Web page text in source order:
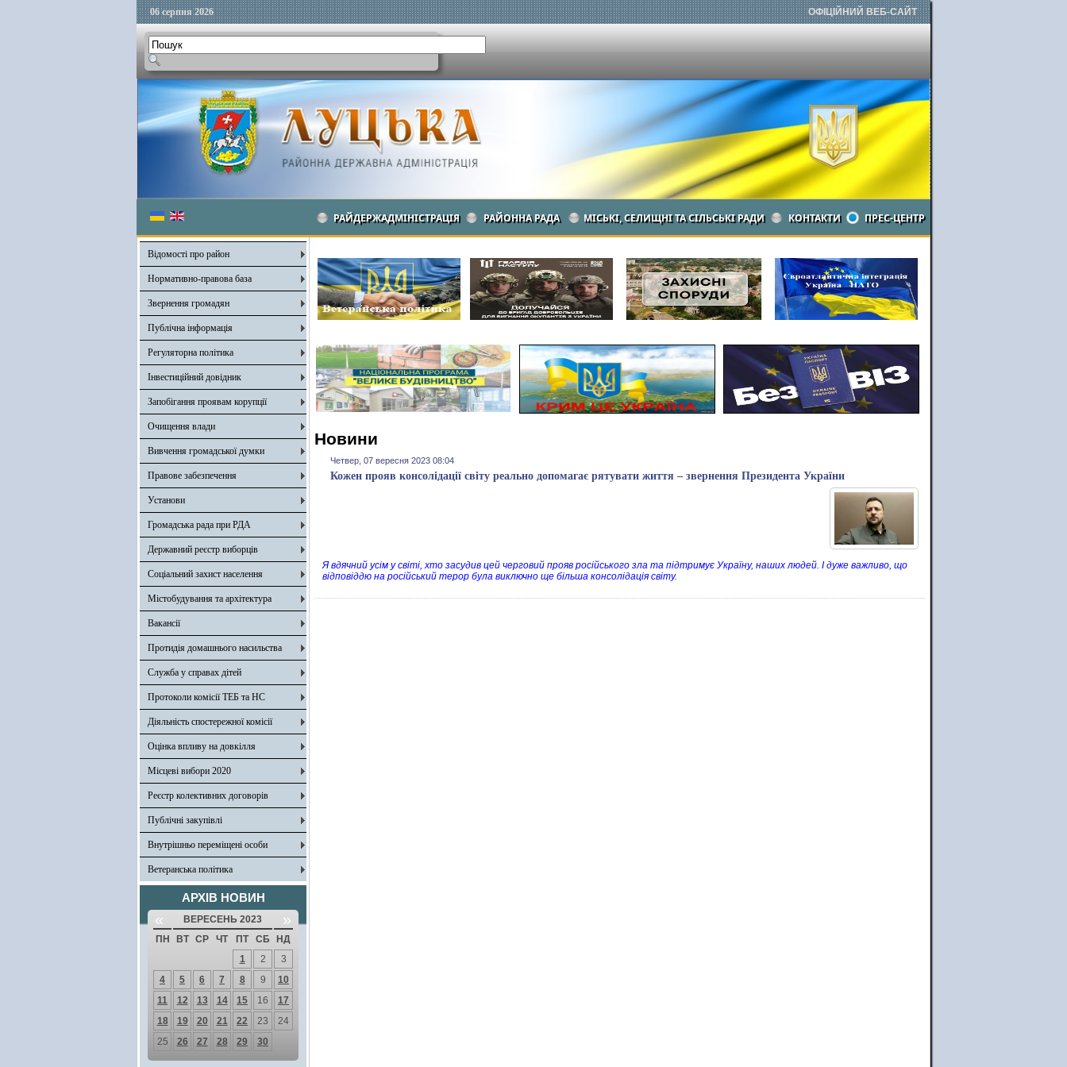
06 серпня 2026 ОФІЦІЙНИЙ ВЕБ-САЙТ
РАЙДЕРЖАДМІНІСТРАЦІЯ РАЙОННА РАДА МІСЬКІ, СЕЛИЩНІ ТА СІЛЬСЬКІ РАДИ КОНТАКТИ ПРЕС-ЦЕНТР
Відомості про район
Нормативно-правова база
Звернення громадян
Публічна інформація
Регуляторна політика
Інвестиційний довідник
Запобігання проявам корупції
Очищення влади
Вивчення громадської думки
Правове забезпечення
Установи
Громадська рада при РДА
Державний реєстр виборців
Соціальний захист населення
Містобудування та архітектура
Вакансії
Протидія домашнього насильства
Служба у справах дітей
Протоколи комісії ТЕБ та НС
Діяльність спостережної комісії
Оцінка впливу на довкілля
Місцеві вибори 2020
Реєстр колективних договорів
Публічні закупівлі
Внутрішньо переміщені особи
Ветеранська політика
АРХІВ НОВИН
« ВЕРЕСЕНЬ 2023 »
ПН ВТ СР ЧТ ПТ СБ
НД
1
2
3
4
5 6 7 8 9
10
11
12 13 14 15 16
17
18
19 20 21 22 23
24
25
26 27 28 29 30
Новини
Четвер, 07 вересня 2023 08:04
Кожен прояв консолідації світу реально допомагає рятувати життя – звернення Президента України
Я вдячний усім у світі, хто засудив цей черговий прояв російського зла та підтримує Україну, наших людей. І дуже важливо, що
відповіддю на російський терор була виключно ще більша консолідація світу.